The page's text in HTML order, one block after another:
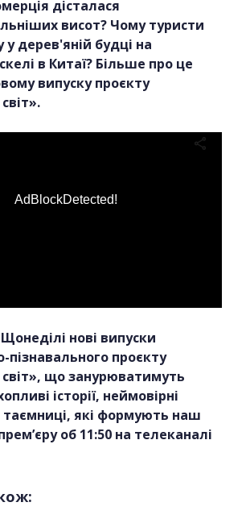
дісталася
висот? Чому туристи
дерев'яній будці на
в Китаї? Більше про це
випуску проєкту
AdBlockDetected!
нові випуски
пізнавального проєкту
що занурюватимуть
історії, неймовірні
таємниці, які формують наш
об 11:50 на телеканалі